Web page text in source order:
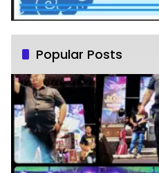
Popular Posts